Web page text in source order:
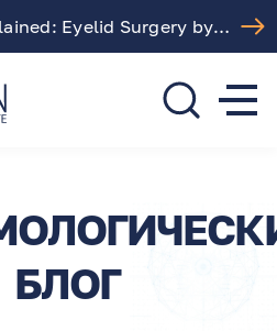
Free LASIK Consultation At Benjamin Eye Institute
БЛОГ